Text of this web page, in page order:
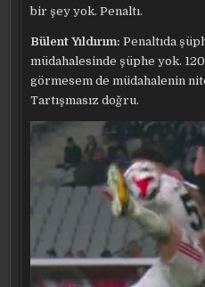
bir şey yok. Penaltı.
Bülent Yıldırım: Penaltıda
müdahalesinde şüphe yok.
görmesem de müdahalenin
Tartışmasız doğru.